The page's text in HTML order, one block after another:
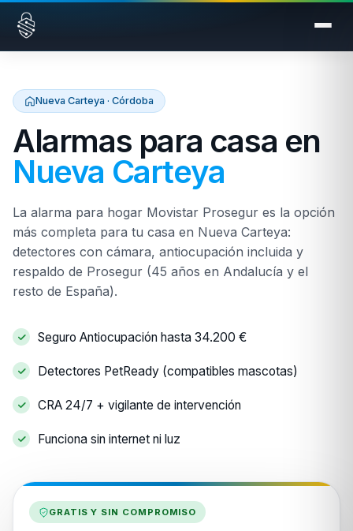
Saltar al contenido
Nueva Carteya · Córdoba
Alarmas para casa en
Nueva Carteya
La alarma para hogar Movistar Prosegur es la opción
más completa para tu casa en Nueva Carteya:
detectores con cámara, antiocupación incluida y
respaldo de Prosegur (45 años en Andalucía y el
resto de España).
Seguro Antiocupación hasta 34.200 €
Detectores PetReady (compatibles mascotas)
CRA 24/7 + vigilante de intervención
Funciona sin internet ni luz
GRATIS Y SIN COMPROMISO